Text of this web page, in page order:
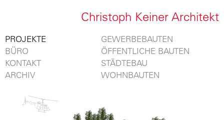
Christoph Keiner Architekt
PROJEKTE
GEWERBEBAUTEN
ÖFFENTLICHE BAUTEN
STÄDTEBAU
WOHNBAUTEN
BÜRO
KONTAKT
ARCHIV